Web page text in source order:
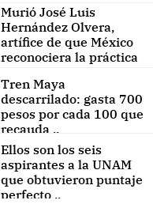
Murió José Luis
Hernández Olvera,
artífice de que México
reconociera la práctica
Tren Maya
descarrilado: gasta 700
pesos por cada 100 que
recauda ..
Ellos son los seis
aspirantes a la UNAM
que obtuvieron puntaje
perfecto ..